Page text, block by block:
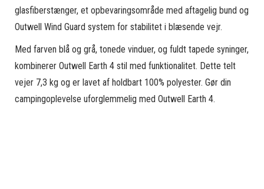
glasfiberstænger, et opbevaringsområde med aftagelig bund og
Outwell Wind Guard system for stabilitet i blæsende vejr.
Med farven blå og grå, tonede vinduer, og fuldt tapede syninger,
kombinerer Outwell Earth 4 stil med funktionalitet. Dette telt
vejer 7,3 kg og er lavet af holdbart 100% polyester. Gør din
campingoplevelse uforglemmelig med Outwell Earth 4.